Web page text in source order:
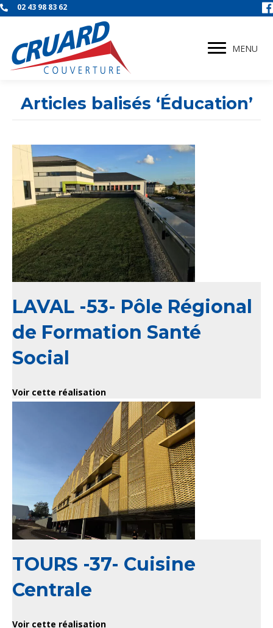
02 43 98 83 62
MENU
Articles balisés ‘Éducation’
LAVAL -53- Pôle Régional
de Formation Santé
Social
Voir cette réalisation
TOURS -37- Cuisine
Centrale
Voir cette réalisation